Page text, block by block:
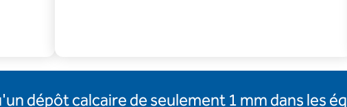
dépôt calcaire de seulement 1 mm dans les